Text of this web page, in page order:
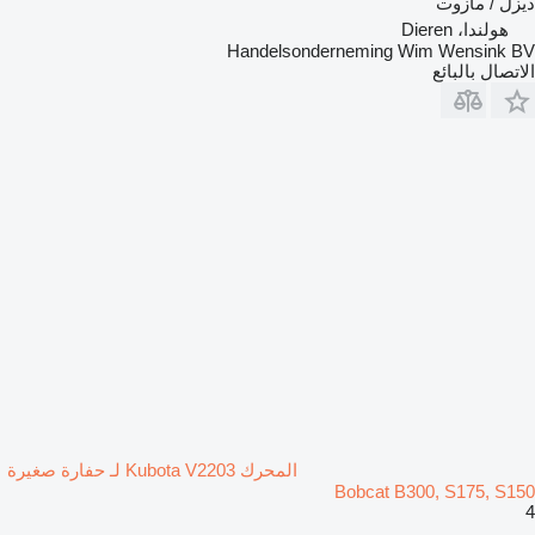
هولندا، Dieren
Handelsonderneming Wim Wensink BV
الاتصال بالبائع
المحرك Kubota V2203 لـ حفارة صغيرة
Bobcat B300, S175, S150
4